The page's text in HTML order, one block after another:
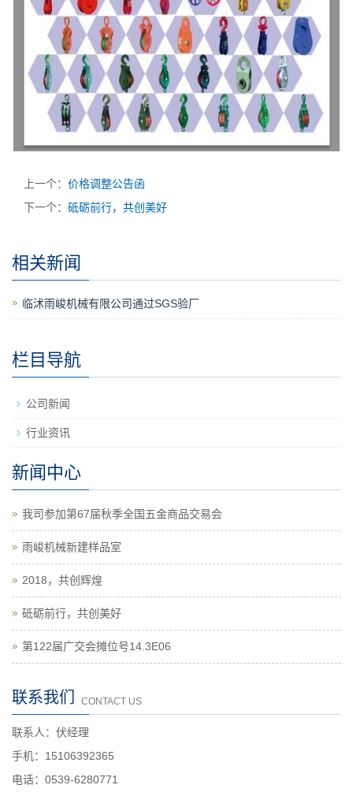
上一个： 价格调整公告函
下一个： 砥砺前行，共创美好
相关新闻
临沭雨峻机械有限公司通过SGS验厂
栏目导航
公司新闻
行业资讯
新闻中心
我司参加第67届秋季全国五金商品交易会
雨峻机械新建样品室
2018，共创辉煌
砥砺前行，共创美好
第122届广交会摊位号14.3E06
联系我们 CONTACT US
联系人：伏经理
手机：15106392365
电话：0539-6280771